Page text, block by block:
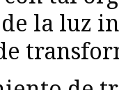
la luz